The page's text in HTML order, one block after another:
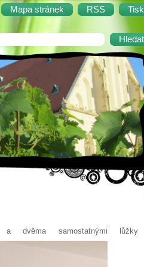
Mapa stránek RSS Tisk
dvěma samostatnými lůžky